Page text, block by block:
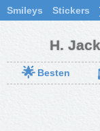
Smileys Stickers
H.
🌟 Besten